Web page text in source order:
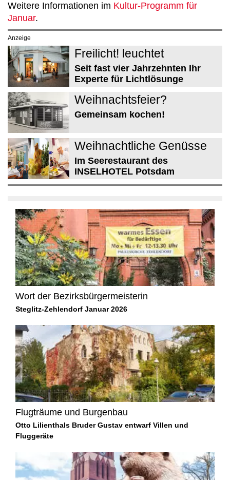
Weitere Informationen im Kultur-Programm für
Januar.
Anzeige
Freilicht! leuchtet
Seit fast vier Jahrzehnten Ihr
Experte für Lichtlösunge
Weihnachtsfeier?
Gemeinsam kochen!
Weihnachtliche Genüsse
Im Seerestaurant des
INSELHOTEL Potsdam
Wort der Bezirksbürgermeisterin
Steglitz-Zehlendorf Januar 2026
Flugträume und Burgenbau
Otto Lilienthals Bruder Gustav entwarf Villen und
Fluggeräte